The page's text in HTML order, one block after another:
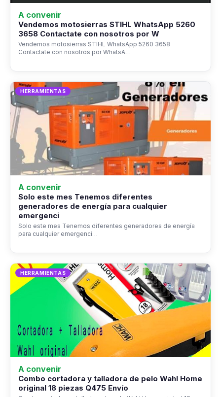
A convenir
Vendemos motosierras STIHL WhatsApp 5260
3658 Contactate con nosotros por W
Vendemos motosierras STIHL WhatsApp 5260 3658
Contactate con nosotros por WhatsA…
HERRAMIENTAS
A convenir
Solo este mes Tenemos diferentes
generadores de energía para cualquier
emergenci
Solo este mes Tenemos diferentes generadores de energía
para cualquier emergenci…
HERRAMIENTAS
A convenir
Combo cortadora y talladora de pelo Wahl Home
original 18 piezas Q475 Envío